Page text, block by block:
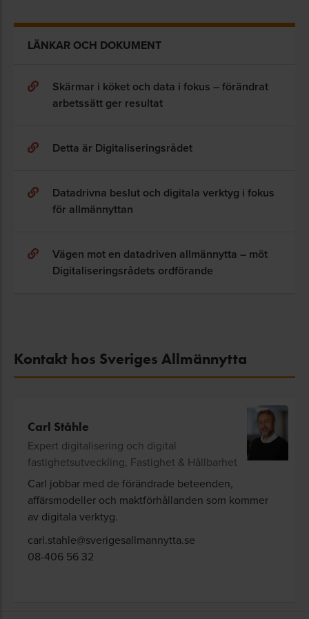
LÄNKAR OCH DOKUMENT
Skärmar i köket och data i fokus – förändrat
arbetssätt ger resultat
Detta är Digitaliseringsrådet
Datadrivna beslut och digitala verktyg i fokus
för allmännyttan
Vägen mot en datadriven allmännytta – möt
Digitaliseringsrådets ordförande
Kontakt hos Sveriges Allmännytta
Carl Ståhle
Expert digitalisering och digital
fastighetsutveckling, Fastighet & Hållbarhet
Carl jobbar med de förändrade beteenden,
affärsmodeller och maktförhållanden som kommer
av digitala verktyg.
carl.stahle@sverigesallmannytta.se
08-406 56 32